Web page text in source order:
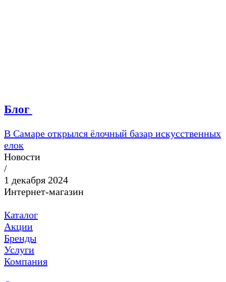
Блог
В Самаре открылся ёлочный базар искусственных
елок
Новости
/
1 декабря 2024
Интернет-магазин
Каталог
Акции
Бренды
Услуги
Компания